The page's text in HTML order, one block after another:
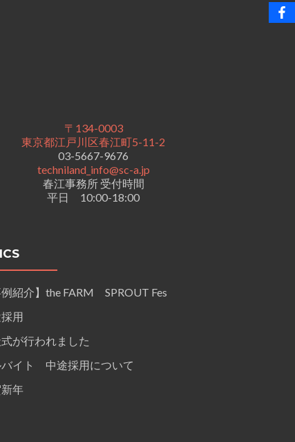
〒134-0003
東京都江戸川区春江町5-11-2
03-5667-9676
techniland_info@sc-a.jp
春江事務所 受付時間
平日 10:00-18:00
例紹介】the FARM SPROUT Fes
用
式が行われました
バイト 中途採用について
年